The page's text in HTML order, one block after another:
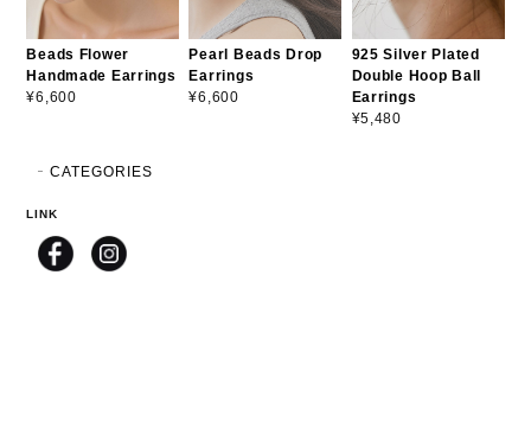
Beads Flower
Handmade Earrings
¥6,600
Pearl Beads Drop
Earrings
¥6,600
925 Silver Plated
Double Hoop Ball
Earrings
¥5,480
CATEGORIES
LINK